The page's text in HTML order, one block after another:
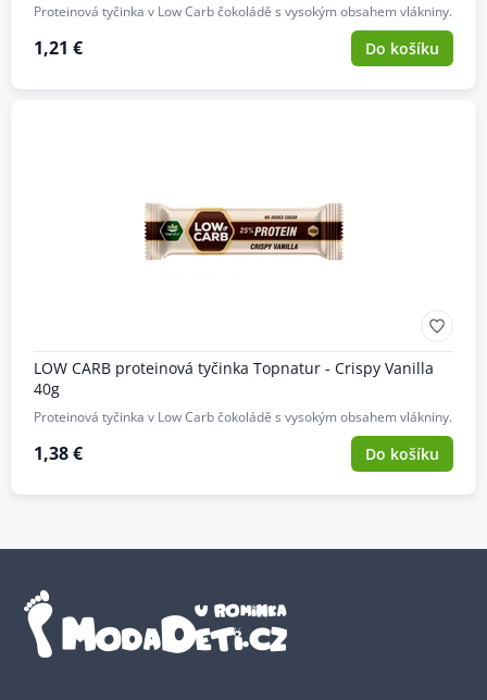
Proteinová tyčinka v Low Carb čokoládě s vysokým obsahem vlákniny.
1,21 € Do košíku
LOW CARB proteinová tyčinka Topnatur - Crispy Vanilla
40g
Proteinová tyčinka v Low Carb čokoládě s vysokým obsahem vlákniny.
1,38 € Do košíku